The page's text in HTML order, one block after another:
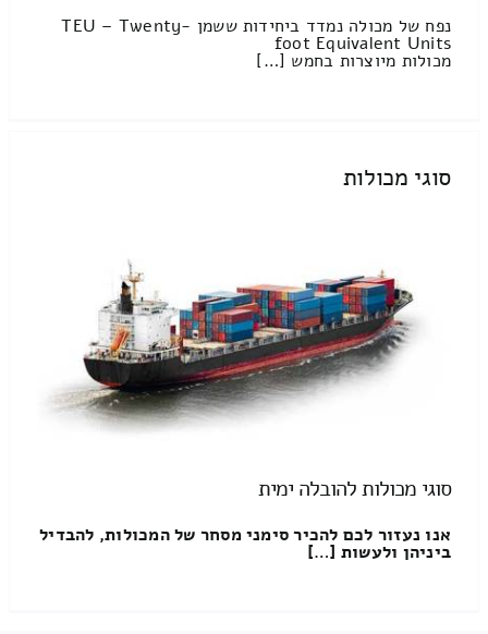
נפח של מכולה נמדד ביחידות ששמן TEU – Twenty-
foot Equivalent Units
מכולות מיוצרות בחמש […]
סוגי מכולות
סוגי מכולות להובלה ימית
אנו נעזור לכם להכיר סימני מסחר של המכולות, להבדיל
ביניהן ולעשות […]